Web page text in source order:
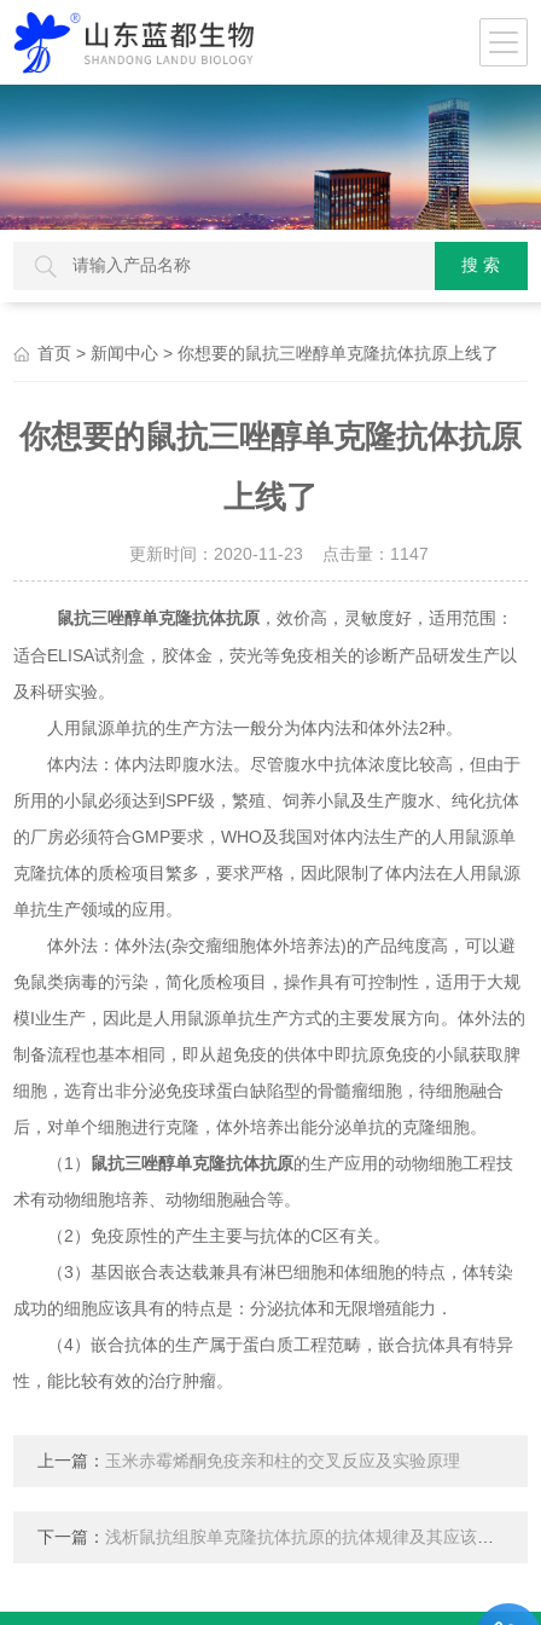
首页 > 新闻中心 > 你想要的鼠抗三唑醇单克隆抗体抗原上线了
你想要的鼠抗三唑醇单克隆抗体抗原
上线了
更新时间：2020-11-23 点击量： 1147
鼠抗三唑醇单克隆抗体抗原 ，效价高，灵敏度好，适用范围：
适合ELISA试剂盒，胶体金，荧光等免疫相关的诊断产品研发生产以
及科研实验。
人用鼠源单抗的生产方法一般分为体内法和体外法2种。
体内法：体内法即腹水法。尽管腹水中抗体浓度比较高，但由于
所用的小鼠必须达到SPF级，繁殖、饲养小鼠及生产腹水、纯化抗体
的厂房必须符合GMP要求，WHO及我国对体内法生产的人用鼠源单
克隆抗体的质检项目繁多，要求严格，因此限制了体内法在人用鼠源
单抗生产领域的应用。
体外法：体外法(杂交瘤细胞体外培养法)的产品纯度高，可以避
免鼠类病毒的污染，简化质检项目，操作具有可控制性，适用于大规
模I业生产，因此是人用鼠源单抗生产方式的主要发展方向。体外法的
制备流程也基本相同，即从超免疫的供体中即抗原免疫的小鼠获取脾
细胞，选育出非分泌免疫球蛋白缺陷型的骨髓瘤细胞，待细胞融合
后，对单个细胞进行克隆，体外培养出能分泌单抗的克隆细胞。
（1）
鼠抗三唑醇单克隆抗体抗原的生产应用的动物细胞工程技
术有动物细胞培养、动物细胞融合等。
（2）免疫原性的产生主要与抗体的C区有关。
（3）基因嵌合表达载兼具有淋巴细胞和体细胞的特点，体转染
成功的细胞应该具有的特点是：分泌抗体和无限增殖能力．
（4）嵌合抗体的生产属于蛋白质工程范畴，嵌合抗体具有特异
性，能比较有效的治疗肿瘤。
上一篇： 玉米赤霉烯酮免疫亲和柱的交叉反应及实验原理
下一篇：浅析鼠抗组胺单克隆抗体抗原的抗体规律及其应该注意的问题